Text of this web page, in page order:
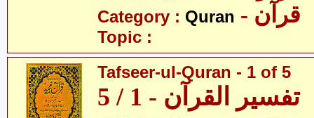
Category : Quran - قرآن
Topic :
Tafseer-ul-Quran - 1 of 5
تفسیر القرآن - 1 / 5